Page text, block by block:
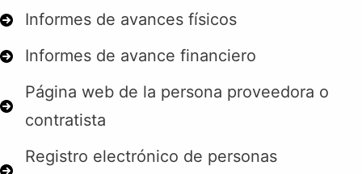
Informes de avances físicos
Informes de avance financiero
Página web de la persona proveedora o
contratista
Registro electrónico de personas